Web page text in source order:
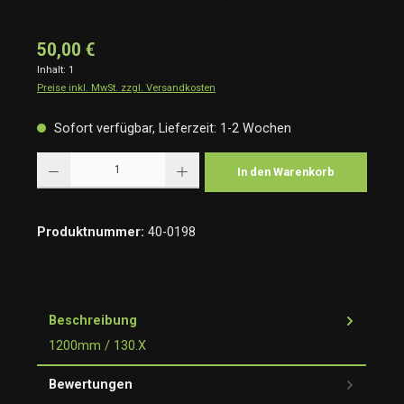
50,00 €
Inhalt: 1
Preise inkl. MwSt. zzgl. Versandkosten
Sofort verfügbar, Lieferzeit: 1-2 Wochen
In den Warenkorb
Produktnummer: 40-0198
Beschreibung
1200mm / 130.X
Bewertungen